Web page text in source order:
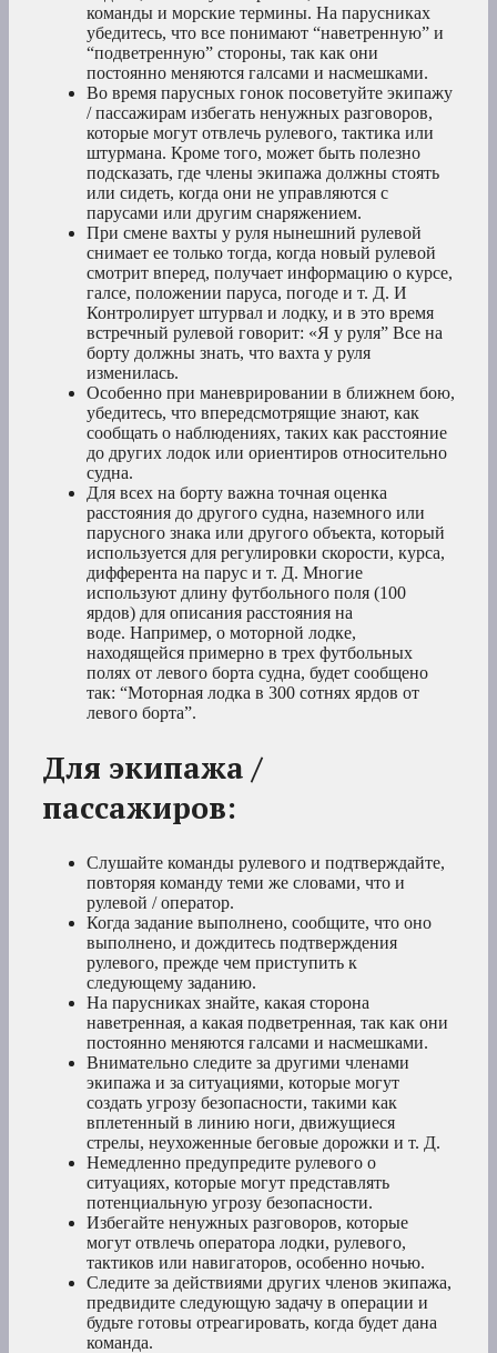
команды и морские термины. На парусниках
убедитесь, что все понимают “наветренную” и
“подветренную” стороны, так как они
постоянно меняются галсами и насмешками.
Во время парусных гонок посоветуйте экипажу
/ пассажирам избегать ненужных разговоров,
которые могут отвлечь рулевого, тактика или
штурмана. Кроме того, может быть полезно
подсказать, где члены экипажа должны стоять
или сидеть, когда они не управляются с
парусами или другим снаряжением.
При смене вахты у руля нынешний рулевой
снимает ее только тогда, когда новый рулевой
смотрит вперед, получает информацию о курсе,
галсе, положении паруса, погоде и т. Д. И
Контролирует штурвал и лодку, и в это время
встречный рулевой говорит: «Я у руля” Все на
борту должны знать, что вахта у руля
изменилась.
Особенно при маневрировании в ближнем бою,
убедитесь, что впередсмотрящие знают, как
сообщать о наблюдениях, таких как расстояние
до других лодок или ориентиров относительно
судна.
Для всех на борту важна точная оценка
расстояния до другого судна, наземного или
парусного знака или другого объекта, который
используется для регулировки скорости, курса,
дифферента на парус и т. Д. Многие
используют длину футбольного поля (100
ярдов) для описания расстояния на
воде. Например, о моторной лодке,
находящейся примерно в трех футбольных
полях от левого борта судна, будет сообщено
так: “Моторная лодка в 300 сотнях ярдов от
левого борта”.
Для экипажа /
пассажиров:
Слушайте команды рулевого и подтверждайте,
повторяя команду теми же словами, что и
рулевой / оператор.
Когда задание выполнено, сообщите, что оно
выполнено, и дождитесь подтверждения
рулевого, прежде чем приступить к
следующему заданию.
На парусниках знайте, какая сторона
наветренная, а какая подветренная, так как они
постоянно меняются галсами и насмешками.
Внимательно следите за другими членами
экипажа и за ситуациями, которые могут
создать угрозу безопасности, такими как
вплетенный в линию ноги, движущиеся
стрелы, неухоженные беговые дорожки и т. Д.
Немедленно предупредите рулевого о
ситуациях, которые могут представлять
потенциальную угрозу безопасности.
Избегайте ненужных разговоров, которые
могут отвлечь оператора лодки, рулевого,
тактиков или навигаторов, особенно ночью.
Следите за действиями других членов экипажа,
предвидите следующую задачу в операции и
будьте готовы отреагировать, когда будет дана
команда.